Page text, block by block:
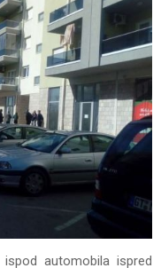
automobila ispred